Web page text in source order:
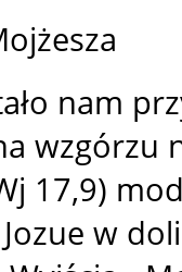
nam
wzgórzu
17,9)
w